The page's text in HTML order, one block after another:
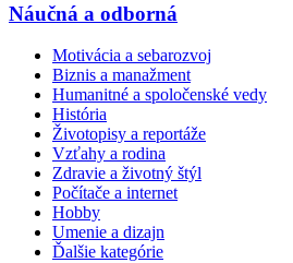
Náučná a odborná
Motivácia a sebarozvoj
Biznis a manažment
Humanitné a spoločenské vedy
História
Životopisy a reportáže
Vzťahy a rodina
Zdravie a životný štýl
Počítače a internet
Hobby
Umenie a dizajn
Ďalšie kategórie